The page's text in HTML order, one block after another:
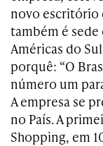
novo escritório
também é sede
Américas do
porquê: “O
número um
A empresa se
no País. A
Shopping, em